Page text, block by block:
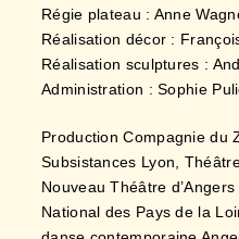
Régie plateau : Anne
Réalisation décor :
Réalisation sculptures :
Administration : Sophie
Production Compagnie du
Subsistances Lyon,
Nouveau Théâtre
National des Pays de la